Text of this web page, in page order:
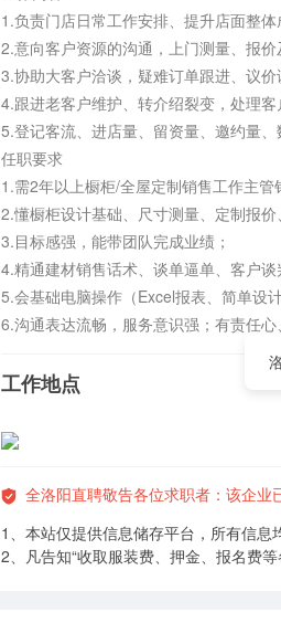
1.负责门店日常工作安排、提升店面整体
2.意向客户资源的沟通，上门测量、报
3.协助大客户洽谈，疑难订单跟进、议价
4.跟进老客户维护、转介绍裂变，处理客
5.登记客流、进店量、留资量、邀约量、
任职要求
1.需2年以上橱柜/全屋定制销售工作主管
2.懂橱柜设计基础、尺寸测量、定制报价
3.目标感强，能带团队完成业绩；
4.精通建材销售话术、谈单逼单、客户谈
5.会基础电脑操作（Excel报表、简单设
6.沟通表达流畅，服务意识强；有责任心
工作地点
全洛阳直聘敬告各位求职者：该企业
1、本站仅提供信息储存平台，所有信息
2、凡告知“收取服装费、押金、报名费